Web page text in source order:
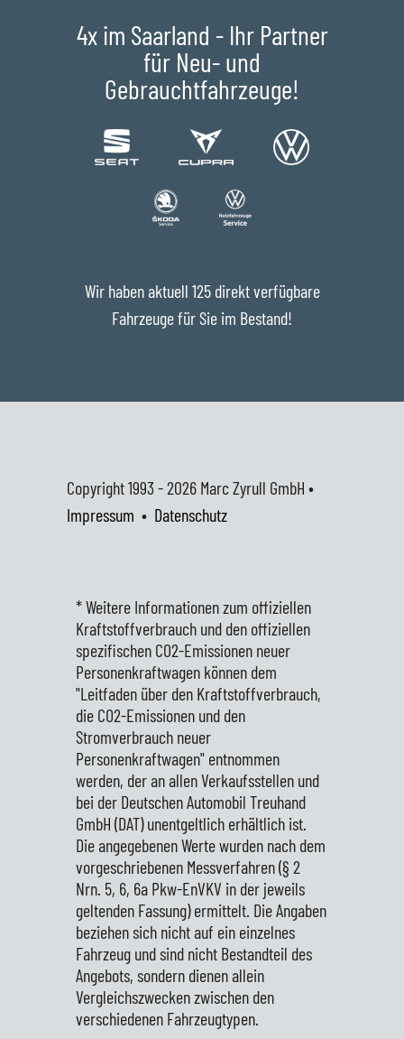
4x im Saarland - Ihr Partner
für Neu- und
Gebrauchtfahrzeuge!
Wir haben aktuell 125 direkt verfügbare
Fahrzeuge für Sie im Bestand!
Copyright 1993 - 2026 Marc Zyrull GmbH •
Impressum • Datenschutz
* Weitere Informationen zum offiziellen
Kraftstoffverbrauch und den offiziellen
spezifischen CO2-Emissionen neuer
Personenkraftwagen können dem
"Leitfaden über den Kraftstoffverbrauch,
die CO2-Emissionen und den
Stromverbrauch neuer
Personenkraftwagen" entnommen
werden, der an allen Verkaufsstellen und
bei der Deutschen Automobil Treuhand
GmbH (DAT) unentgeltlich erhältlich ist.
Die angegebenen Werte wurden nach dem
vorgeschriebenen Messverfahren (§ 2
Nrn. 5, 6, 6a Pkw-EnVKV in der jeweils
geltenden Fassung) ermittelt. Die Angaben
beziehen sich nicht auf ein einzelnes
Fahrzeug und sind nicht Bestandteil des
Angebots, sondern dienen allein
Vergleichszwecken zwischen den
verschiedenen Fahrzeugtypen.